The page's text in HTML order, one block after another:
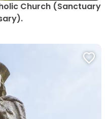
Church (Sanctuary